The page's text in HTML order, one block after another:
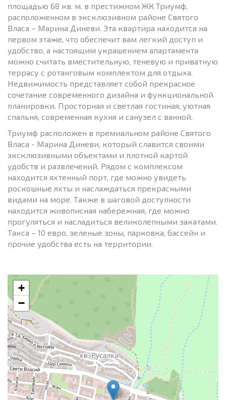
площадью 68 кв. м. в престижном ЖК Триумф,
расположенном в эксклюзивном районе Святого
Власа – Марина Диневи. Эта квартира находится на
первом этаже, что обеспечит вам легкий доступ и
удобство, а настоящим украшением апартамента
можно считать вместительную, теневую и приватную
террасу с ротанговым комплектом для отдыха.
Недвижимость представляет собой прекрасное
сочетание современного дизайна и функциональной
планировки. Просторная и светлая гостиная, уютная
спальня, современная кухня и санузел с ванной.
Триумф расположен в премиальном районе Святого
Власа - Марина Диневи, который славится своими
эксклюзивными объектами и плотной картой
удобств и развлечений. Рядом с комплексом
находится яхтенный порт, где можно увидеть
роскошные яхты и наслаждаться прекрасными
видами на море. Также в шаговой доступности
находится живописная набережная, где можно
прогуляться и насладиться великолепными закатами.
Такса – 10 евро, зеленые зоны, парковка, бассейн и
прочие удобства есть на территории.
+
−